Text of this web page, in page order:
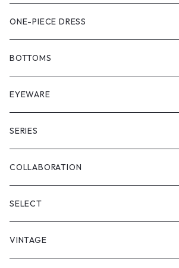
SHIRT
VEST
VEST
JACKET
COAT
PULL OVER
ONE-PIECE DRESS
BOTTOMS
SHORT LENGS
FULL LENGS
SKIRT
EYEWARE
SERIES
"matoi"
"enkan"
"tsunagi"
"asobi"
COLLABORATION
RADIO EVA
1+O
SELECT
VINTAGE